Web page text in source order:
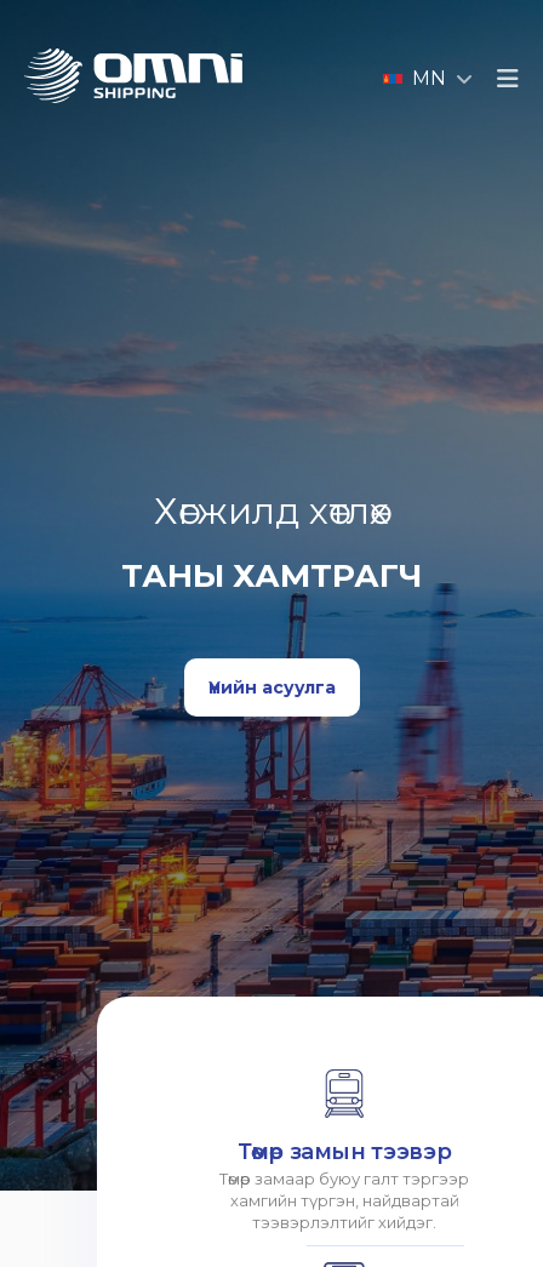
MN
Хөгжилд хөтлөх
ТАНЫ ХАМТРАГЧ
Үнийн асуулга
Төмөр замын тээвэр
Төмөр замаар буюу галт тэргээр
хамгийн түргэн, найдвартай
тээвэрлэлтийг хийдэг.